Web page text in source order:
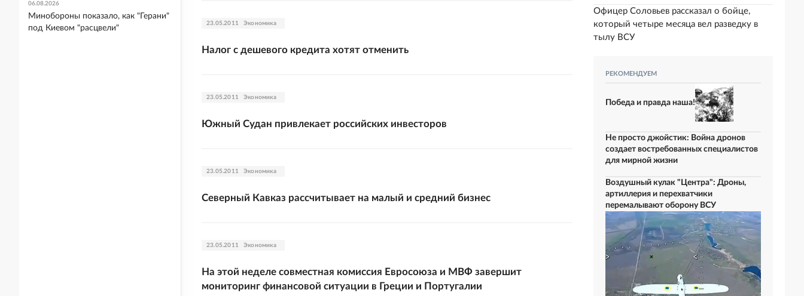
23.05.2011 Экономика
Налог с дешевого кредита хотят отменить
23.05.2011 Экономика
Южный Судан привлекает российских инвесторов
23.05.2011 Экономика
Северный Кавказ рассчитывает на малый и средний бизнес
23.05.2011 Экономика
На этой неделе совместная комиссия Евросоюза и МВФ завершит
мониторинг финансовой ситуации в Греции и Португалии
Офицер Соловьев рассказал о бойце,
который четыре месяца вел разведку в
тылу ВСУ
РЕКОМЕНДУЕМ
Победа и правда наша!
Не просто джойстик: Война дронов
создает востребованных специалистов
для мирной жизни
Воздушный кулак "Центра": Дроны,
артиллерия и перехватчики
перемалывают оборону ВСУ
06.08.2026
Минобороны показало, как "Герани"
под Киевом "расцвели"